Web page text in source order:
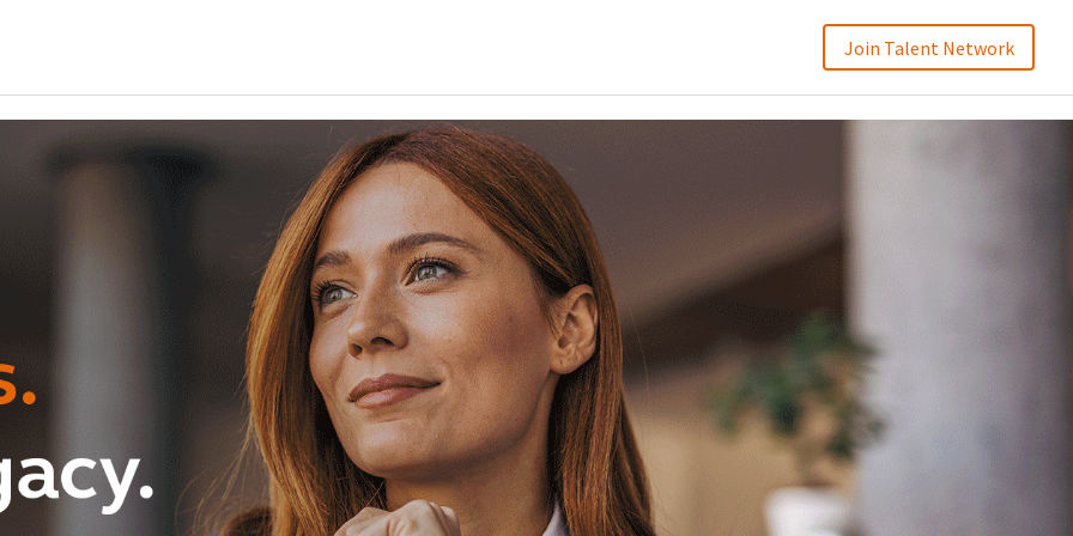
Join Talent Network